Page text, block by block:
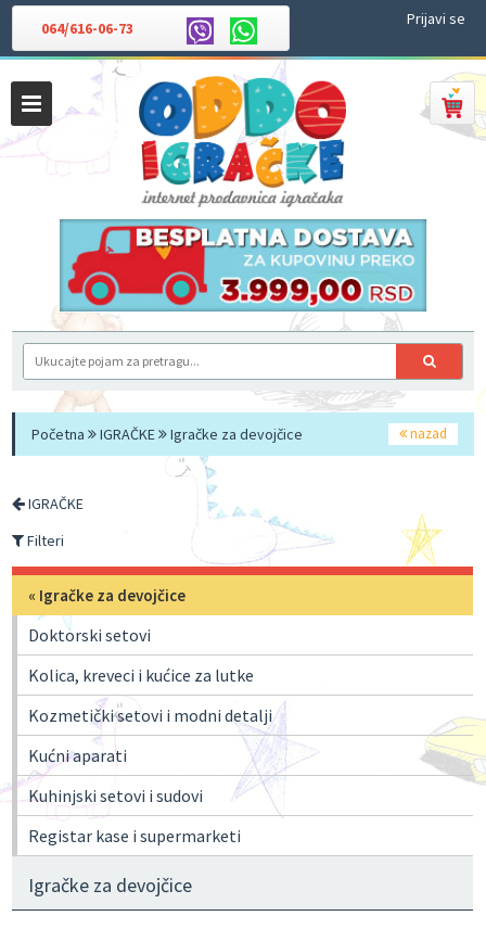
064/616-06-73 Prijavi se
Početna IGRAČKE Igračke za devojčice nazad
IGRAČKE
Filteri
« Igračke za devojčice
Doktorski setovi
Kolica, kreveci i kućice za lutke
Kozmetički setovi i modni detalji
Kućni aparati
Kuhinjski setovi i sudovi
Registar kase i supermarketi
Igračke za devojčice